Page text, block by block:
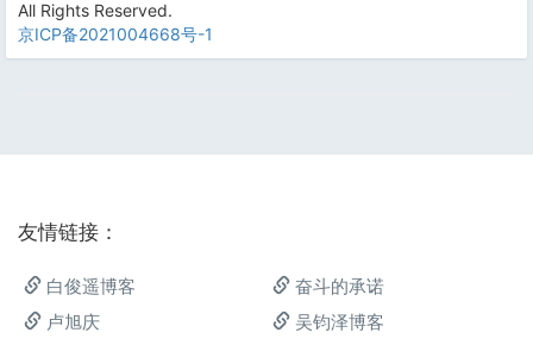
All Rights Reserved.
京ICP备2021004668号-1
友情链接：
白俊遥博客
奋斗的承诺
卢旭庆
吴钧泽博客